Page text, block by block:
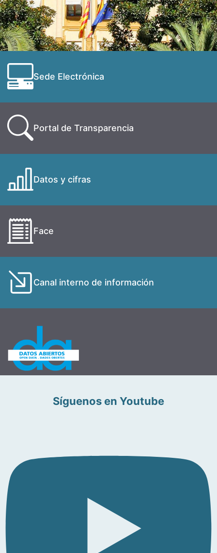
Sede Electrónica
Portal de Transparencia
Datos y cifras
Face
Canal interno de información
Síguenos en Youtube